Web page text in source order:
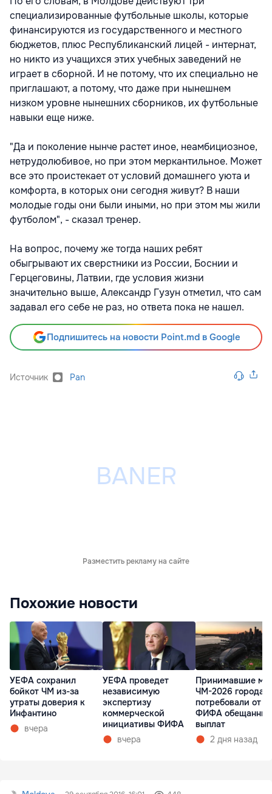
специализированные футбольные школы, которые
финансируются из государственного и местного
бюджетов, плюс Республиканский лицей - интернат,
но никто из учащихся этих учебных заведений не
играет в сборной. И не потому, что их специально не
приглашают, а потому, что даже при нынешнем
низком уровне нынешних сборников, их футбольные
навыки еще ниже.
"Да и поколение нынче растет иное, неамбициозное,
нетрудолюбивое, но при этом меркантильное. Может
все это проистекает от условий домашнего уюта и
комфорта, в которых они сегодня живут? В наши
молодые годы они были иными, но при этом мы жили
футболом", - сказал тренер.
На вопрос, почему же тогда наших ребят
обыгрывают их сверстники из России, Боснии и
Герцеговины, Латвии, где условия жизни
значительно выше, Александр Гузун отметил, что сам
задавал его себе не раз, но ответа пока не нашел.
Подпишитесь на новости Point.md в Google
Источник Pan
Разместить рекламу на сайте
Похожие новости
УЕФА сохранил
бойкот ЧМ из-за
утраты доверия к
Инфантино
вчера
УЕФА проведет
независимую
экспертизу
коммерческой
инициативы ФИФА
вчера
Принимавшие
ЧМ-2026 города
потребовали от
ФИФА обещанных
выплат
2 дня назад